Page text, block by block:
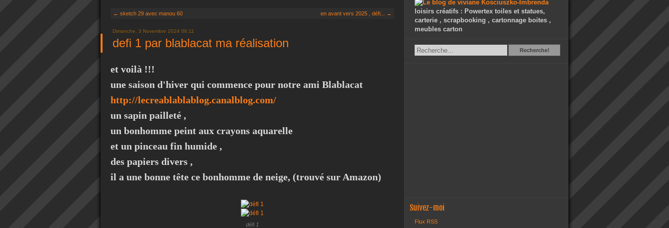
← sketch 29 avec manou 60 en avant vers 2025 , défi... →
Dimanche, 3 Novembre 2024 06:11
defi 1 par blablacat ma réalisation
et voilà !!!
une saison d'hiver qui commence pour notre ami Blablacat
http://lecreablablablog.canalblog.com/
un sapin pailleté ,
un bonhomme peint aux crayons aquarelle
et un pinceau fin humide ,
des papiers divers ,
il a une bonne tête ce bonhomme de neige, (trouvé sur Amazon)
défi 1
loisirs créatifs : Powertex toiles et statues,
carterie , scrapbooking , cartonnage boites ,
meubles carton
RechercheRecherche!
Suivez-moi
Flux RSS